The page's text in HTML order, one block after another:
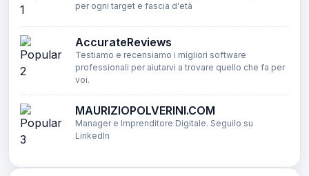
per ogni target e fascia d'età
AccurateReviews
Testiamo e recensiamo i migliori software
professionali per aiutarvi a trovare quello che fa per
voi.
MAURIZIOPOLVERINI.COM
Manager e Imprenditore Digitale. Seguilo su
LinkedIn